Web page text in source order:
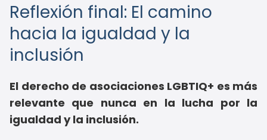
Reflexión final: El camino
hacia la igualdad y la
inclusión
El derecho de asociaciones LGBTIQ+ es más
relevante que nunca en la lucha por la
igualdad y la inclusión.